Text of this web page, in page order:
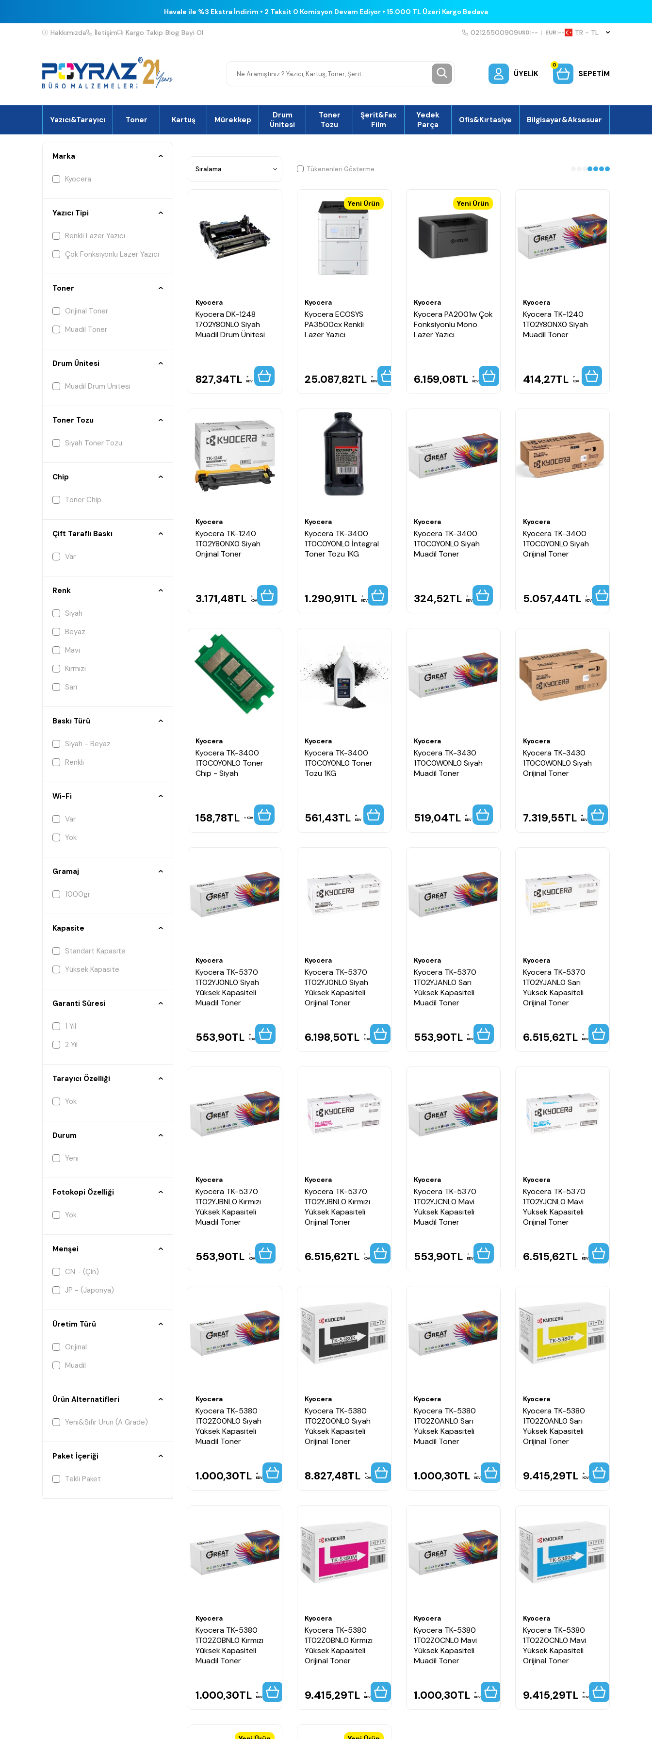
Havale ile %3 Ekstra İndirim • 2 Taksit 0 Komisyon Devam Ediyor • 15.000 TL Üzeri Kargo Bedava
Hakkımızda İletişim Kargo Takip Blog Bayi Ol 02125500909USD:-- | EUR:-- TR − TL
ÜYELIK
0
SEPETIM
Yazıcı&Tarayıcı Toner Kartuş Mürekkep
Drum
Ünitesi
Toner
Tozu
Şerit&Fax
Film
Yedek
Parça
Ofis&Kırtasiye Bilgisayar&Aksesuar
Marka
Kyocera
Yazıcı Tipi
Renkli Lazer Yazıcı
Çok Fonksiyonlu Lazer Yazıcı
Toner
Orijinal Toner
Muadil Toner
Drum Ünitesi
Muadil Drum Ünitesi
Toner Tozu
Siyah Toner Tozu
Chip
Toner Chip
Çift Taraflı Baskı
Var
Renk
Siyah
Beyaz
Mavi
Kırmızı
Sarı
Baskı Türü
Siyah - Beyaz
Renkli
Wi-Fi
Var
Yok
Gramaj
1000gr
Kapasite
Standart Kapasite
Yüksek Kapasite
Garanti Süresi
1 Yıl
2 Yıl
Tarayıcı Özelliği
Yok
Durum
Yeni
Fotokopi Özelliği
Yok
Menşei
CN - (Çin)
JP - (Japonya)
Üretim Türü
Orijinal
Muadil
Ürün Alternatifleri
Yeni&Sıfır Ürün (A Grade)
Paket İçeriği
Tekli Paket
Tükenenleri Gösterme
Kyocera
Kyocera DK-1248
1702Y80NL0 Siyah
Muadil Drum Ünitesi
827,34TL KDV
Yeni Ürün
Kyocera
Kyocera ECOSYS
PA3500cx Renkli
Lazer Yazıcı
25.087,82TL KDV
Yeni Ürün
Kyocera
Kyocera PA2001w Çok
Fonksiyonlu Mono
Lazer Yazıcı
6.159,08TL KDV
Kyocera
Kyocera TK-1240
1T02Y80NX0 Siyah
Muadil Toner
414,27TL KDV
Kyocera
Kyocera TK-1240
1T02Y80NX0 Siyah
Orijinal Toner
3.171,48TL KDV
Kyocera
Kyocera TK-3400
1T0C0Y0NL0 İntegral
Toner Tozu 1KG
1.290,91TL KDV
Kyocera
Kyocera TK-3400
1T0C0Y0NL0 Siyah
Muadil Toner
324,52TL KDV
Kyocera
Kyocera TK-3400
1T0C0Y0NL0 Siyah
Orijinal Toner
5.057,44TL KDV
Kyocera
Kyocera TK-3400
1T0C0Y0NL0 Toner
Chip - Siyah
158,78TL KDV
Kyocera
Kyocera TK-3400
1T0C0Y0NL0 Toner
Tozu 1KG
561,43TL KDV
Kyocera
Kyocera TK-3430
1T0C0W0NL0 Siyah
Muadil Toner
519,04TL KDV
Kyocera
Kyocera TK-3430
1T0C0W0NL0 Siyah
Orijinal Toner
7.319,55TL KDV
Kyocera
Kyocera TK-5370
1T02YJ0NL0 Siyah
Yüksek Kapasiteli
Muadil Toner
553,90TL KDV
Kyocera
Kyocera TK-5370
1T02YJ0NL0 Siyah
Yüksek Kapasiteli
Orijinal Toner
6.198,50TL KDV
Kyocera
Kyocera TK-5370
1T02YJANL0 Sarı
Yüksek Kapasiteli
Muadil Toner
553,90TL KDV
Kyocera
Kyocera TK-5370
1T02YJANL0 Sarı
Yüksek Kapasiteli
Orijinal Toner
6.515,62TL KDV
Kyocera
Kyocera TK-5370
1T02YJBNL0 Kırmızı
Yüksek Kapasiteli
Muadil Toner
553,90TL KDV
Kyocera
Kyocera TK-5370
1T02YJBNL0 Kırmızı
Yüksek Kapasiteli
Orijinal Toner
6.515,62TL KDV
Kyocera
Kyocera TK-5370
1T02YJCNL0 Mavi
Yüksek Kapasiteli
Muadil Toner
553,90TL KDV
Kyocera
Kyocera TK-5370
1T02YJCNL0 Mavi
Yüksek Kapasiteli
Orijinal Toner
6.515,62TL KDV
Kyocera
Kyocera TK-5380
1T02Z00NL0 Siyah
Yüksek Kapasiteli
Muadil Toner
1.000,30TL KDV
Kyocera
Kyocera TK-5380
1T02Z00NL0 Siyah
Yüksek Kapasiteli
Orijinal Toner
8.827,48TL KDV
Kyocera
Kyocera TK-5380
1T02Z0ANL0 Sarı
Yüksek Kapasiteli
Muadil Toner
1.000,30TL KDV
Kyocera
Kyocera TK-5380
1T02Z0ANL0 Sarı
Yüksek Kapasiteli
Orijinal Toner
9.415,29TL KDV
Kyocera
Kyocera TK-5380
1T02Z0BNL0 Kırmızı
Yüksek Kapasiteli
Muadil Toner
1.000,30TL KDV
Kyocera
Kyocera TK-5380
1T02Z0BNL0 Kırmızı
Yüksek Kapasiteli
Orijinal Toner
9.415,29TL KDV
Kyocera
Kyocera TK-5380
1T02Z0CNL0 Mavi
Yüksek Kapasiteli
Muadil Toner
1.000,30TL KDV
Kyocera
Kyocera TK-5380
1T02Z0CNL0 Mavi
Yüksek Kapasiteli
Orijinal Toner
9.415,29TL KDV